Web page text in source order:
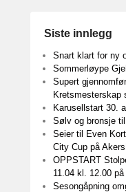
Siste innlegg
Snart klart for ny
Sommerløype
Supert
Kretsmesterskap
Karusellstart 30.
Sølv og bronsje
Seier til Even
City Cup på
OPPSTART
11.04 kl. 12.00
Sesongåpning